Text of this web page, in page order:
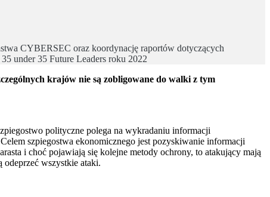
CYBERSEC oraz koordynację raportów dotyczących
under 35 Future Leaders roku 2022
krajów nie są zobligowane do walki z tym
polityczne polega na wykradaniu informacji
szpiegostwa ekonomicznego jest pozyskiwanie informacji
i choć pojawiają się kolejne metody ochrony, to atakujący mają
odeprzeć wszystkie ataki.